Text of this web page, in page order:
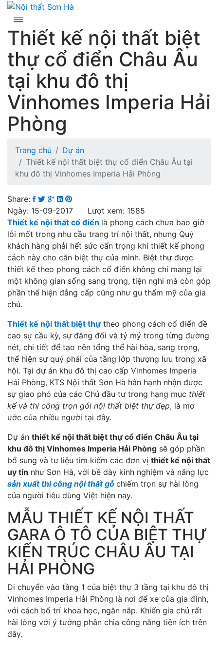
Skip
content
Thiết kế nội thất biệt
thự cổ điển Châu Âu
tại khu đô thị
Vinhomes Imperia Hải
Phòng
Trang chủ
Dự án
Thiết kế nội thất biệt thự cổ điển Châu Âu tại
khu đô thị Vinhomes Imperia Hải Phòng
Share:
Ngày: 15-09-2017 Lượt xem: 1585
Thiết kế nội thất cổ điển là phong cách chưa bao giờ
lỗi mốt trong nhu cầu trang trí nội thất, nhưng Quý
khách hàng phải hết sức cẩn trọng khi thiết kế phong
cách này cho căn biệt thự của mình. Biệt thự được
thiết kế theo phong cách cổ điển không chỉ mang lại
một không gian sống sang trọng, tiện nghi mà còn góp
phần thể hiện đẳng cấp cũng như gu thẩm mỹ của gia
chủ.
Thiết kế nội thất biệt thự theo phong cách cổ điển đề
cao sự cầu kỳ, sự đăng đối và tỷ mỷ trong từng đường
nét, chi tiết để tạo nên tổng thể hài hòa, sang trọng,
thể hiện sự quý phái của tầng lớp thượng lưu trong xã
hội. Tại dự án khu đô thị cao cấp Vinhomes Imperia
Hải Phòng, KTS Nội thất Sơn Hà hân hạnh nhận được
sự giao phó của các Chủ đầu tư trong hạng mục thiết
kế và thi công trọn gói nội thất biệt thự đẹp, là mơ
ước của nhiều người tại đây.
Dự án thiết kế nội thất biệt thự cổ điển Châu Âu tại
khu đô thị Vinhomes Imperia Hải Phòng sẽ góp phần
bổ sung và tư liệu tìm kiếm các đơn vị thiết kế nội thất
uy tín như Sơn Hà, với bề dày kinh nghiệm và năng lực
sản xuất thi công nội thất gỗ chiếm trọn sự hài lòng
của người tiêu dùng Việt hiện nay.
MẪU THIẾT KẾ NỘI THẤT
GARA Ô TÔ CỦA BIỆT THỰ
KIẾN TRÚC CHÂU ÂU TẠI
HẢI PHÒNG
Di chuyển vào tầng 1 của biệt thự 3 tầng tại khu đô thị
Vinhomes Imperia Hải Phòng là nơi để xe của gia đình,
với cách bố trí khoa học, ngăn nắp. Khiến gia chủ rất
hài lòng với ý tưởng phân chia công năng tiện ích trên
đây.